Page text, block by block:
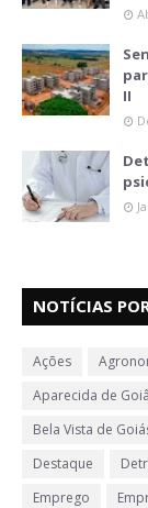
II
NOTÍCIAS
Ações
Aparecida de
Bela Vista de
Destaque
Emprego